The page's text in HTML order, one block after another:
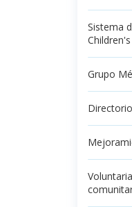
Sistema
Children's
Grupo